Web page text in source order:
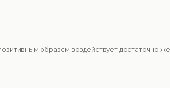
образом воздействует достаточно